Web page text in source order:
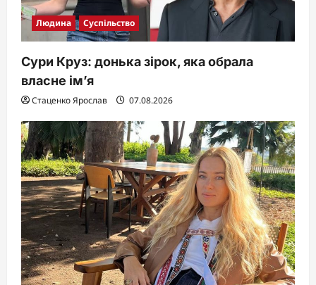
Людина Суспільство
Сури Круз: донька зірок, яка обрала
власне ім’я
Стаценко Ярослав 07.08.2026